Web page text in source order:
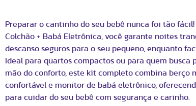
Preparar o cantinho do seu bebê nunca foi tão
Colchão + Babá Eletrônica, você garante noites
descanso seguros para o seu pequeno, enquanto
Ideal para quartos compactos ou para quem
mão do conforto, este kit completo combina berço
confortável e monitor de babá eletrônico,
para cuidar do seu bebê com segurança e carinho.